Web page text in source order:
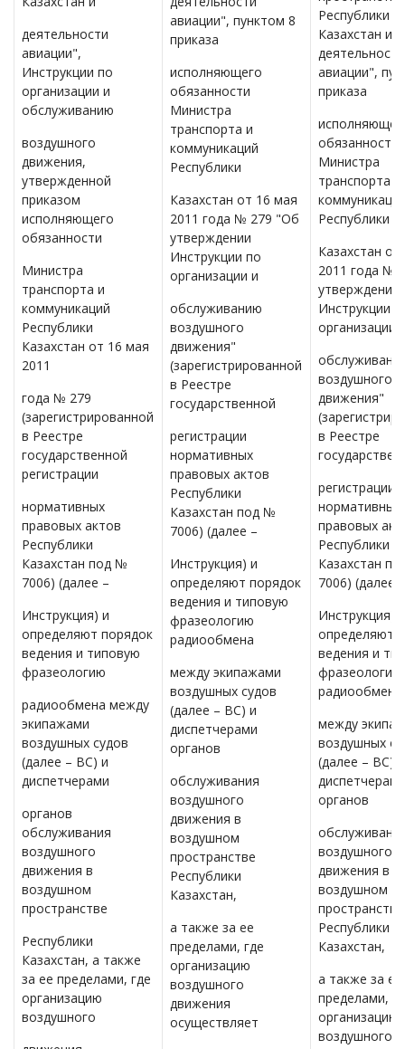
деятельности
авиации",
Инструкции по
организации и
обслуживанию
воздушного
движения,
утвержденной
приказом
исполняющего
обязанности
Министра
транспорта и
коммуникаций
Республики
Казахстан от 16 мая
2011
года № 279
(зарегистрированной
в Реестре
государственной
регистрации
нормативных
правовых актов
Республики
Казахстан под №
7006) (далее –
Инструкция) и
определяют порядок
ведения и типовую
фразеологию
радиообмена между
экипажами
воздушных судов
(далее – ВС) и
диспетчерами
органов
обслуживания
воздушного
движения в
воздушном
пространстве
Республики
Казахстан, а также
за ее пределами, где
организацию
воздушного
авиации", пунктом 8
приказа
исполняющего
обязанности
Министра
транспорта и
коммуникаций
Республики
Казахстан от 16 мая
2011 года № 279 "Об
утверждении
Инструкции по
организации и
обслуживанию
воздушного
движения"
(зарегистрированной
в Реестре
государственной
регистрации
нормативных
правовых актов
Республики
Казахстан под №
7006) (далее –
Инструкция) и
определяют порядок
ведения и типовую
фразеологию
радиообмена
между экипажами
воздушных судов
(далее – ВС) и
диспетчерами
органов
обслуживания
воздушного
движения в
воздушном
пространстве
Республики
Казахстан,
а также за ее
пределами, где
организацию
воздушного
движения
осуществляет
Республики
Казахстан и
деятельности
авиации",
приказа
обязанности
Министра
транспорта и
Республики
Казахстан
2011 года №
утверждении
Инструкции
организации
воздушного
движения"
в Реестре
регистрации
нормативных
правовых
Республики
Казахстан
7006) (далее –
Инструкция) и
определяют
ведения и
фразеологию
радиообмена
между
воздушных
(далее – ВС) и
диспетчерами
органов
воздушного
движения в
воздушном
пространстве
Республики
Казахстан,
а также за ее
пределами,
организацию
воздушного